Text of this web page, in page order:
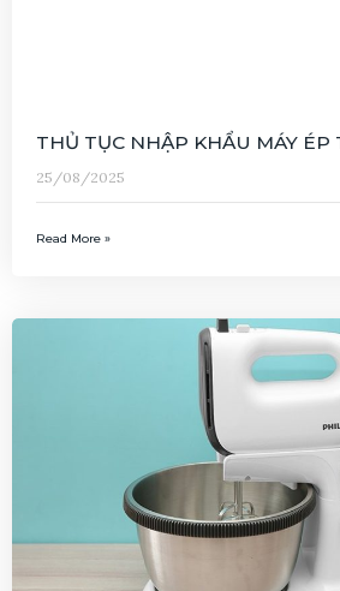
THỦ TỤC NHẬP KHẨU MÁY ÉP
25/08/2025
Read More »